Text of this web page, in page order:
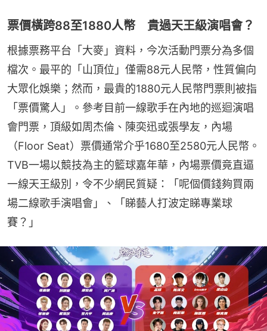
票價橫跨88至1880人幣 貴過天王級演唱會？
根據票務平台「大麥」資料，今次活動門票分為多個
檔次。最平的「山頂位」僅需88元人民幣，性質偏向
大眾化娛樂；然而，最貴的1880元人民幣門票則被指
「票價驚人」。參考目前一線歌手在內地的巡迴演唱
會門票，頂級如周杰倫、陳奕迅或張學友，內場
（Floor Seat）票價通常介乎1680至2580元人民幣。
TVB一場以競技為主的籃球嘉年華，內場票價竟直逼
一線天王級別，令不少網民質疑：「呢個價錢夠買兩
場二線歌手演唱會」、「睇藝人打波定睇專業球
賽？」